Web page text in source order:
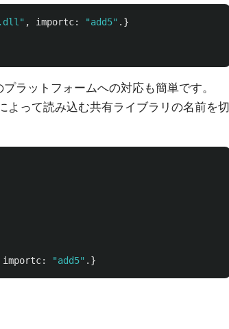
, importc: "add5" .}
ラットフォームへの対応も簡単です。
って読み込む共有ライブラリの名前を切
importc: "add5" .}